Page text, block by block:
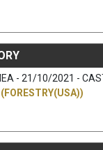
- 21/10/2021 -